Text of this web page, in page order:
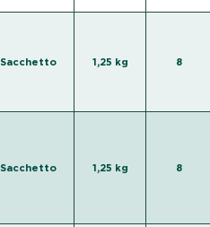
Sacchetto 1,25 kg 8
Sacchetto 1,25 kg 8